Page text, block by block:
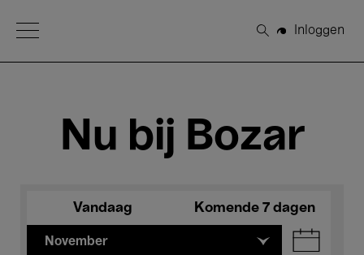
Open Menu
Zoeken
Inloggen
Nu bij Bozar
Vandaag Komende 7 dagen
November